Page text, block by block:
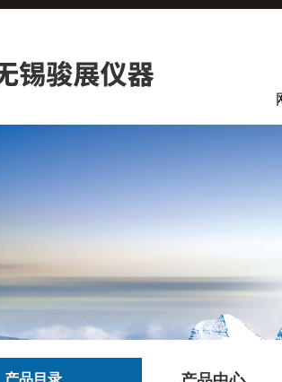
产品目录